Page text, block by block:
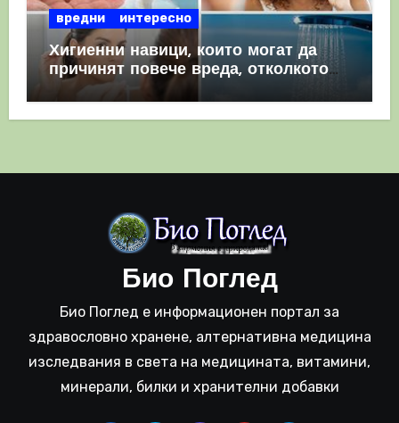
вредни интересно
Хигиенни навици, които могат да
причинят повече вреда, отколкото
полза
Био Поглед
Био Поглед е информационен портал за
здравословно хранене, алтернативна медицина
изследвания в света на медицината, витамини,
минерали, билки и хранителни добавки